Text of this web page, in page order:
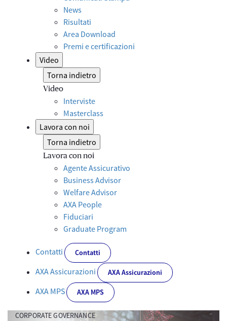
News
Risultati
Area Download
Premi e certificazioni
Video
Torna indietro
Video
Interviste
Masterclass
Lavora con noi
Torna indietro
Lavora con noi
Agente Assicurativo
Business Advisor
Welfare Advisor
AXA People
Fiduciari
Graduate Program
Contatti Contatti
AXA Assicurazioni AXA Assicurazioni
AXA MPS AXA MPS
CORPORATE GOVERNANCE